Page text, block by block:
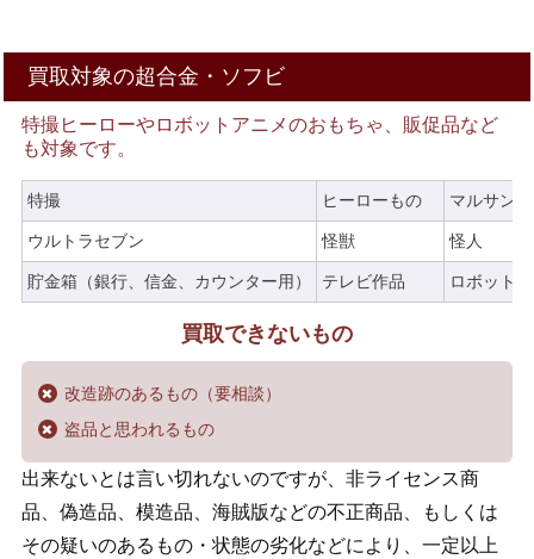
買取対象の超合金・ソフビ
特撮ヒーローやロボットアニメのおもちゃ、販促品など
も対象です。
特撮 ヒーローもの マルサン
ウルトラセブン 怪獣 怪人
貯金箱（銀行、信金、カウンター用） テレビ作品 ロボット
買取できないもの
改造跡のあるもの（要相談）
盗品と思われるもの
出来ないとは言い切れないのですが、非ライセンス商
品、偽造品、模造品、海賊版などの不正商品、もしくは
その疑いのあるもの・状態の劣化などにより、一定以上